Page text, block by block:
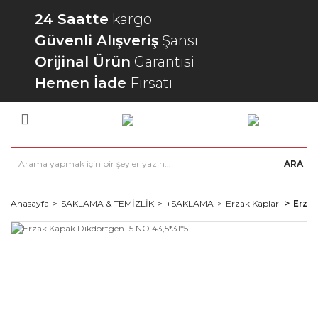
24 Saatte kargo
Güvenli Alışveriş Şansı
Orijinal Ürün Garantisi
Hemen İade Fırsatı
ARA
Anasayfa SAKLAMA & TEMİZLİK +SAKLAMA Erzak Kapları